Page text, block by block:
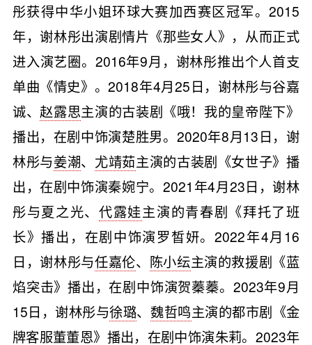
彤获得中华小姐环球大赛加西赛区冠军。2015
年，谢林彤出演剧情片《那些女人》，从而正式
进入演艺圈。2016年9月，谢林彤推出个人首支
单曲《情史》。2018年4月25日，谢林彤与谷嘉
诚、 赵露思主演的古装剧《哦！我的皇帝陛下》
播出，在剧中饰演楚胜男。2020年8月13日，谢
林彤与姜潮、 尤靖茹主演的古装剧《女世子》播
出，在剧中饰演秦婉宁。2021年4月23日，谢林
彤与夏之光、代露娃主演的青春剧《拜托了班
长》播出，在剧中饰演罗皙妍。2022年4月16
日，谢林彤与任嘉伦、 陈小纭主演的救援剧《蓝
焰突击》播出，在剧中饰演贺蓁蓁。2023年9月
15日，谢林彤与徐璐、 魏哲鸣主演的都市剧《金
牌客服董董恩》播出，在剧中饰演朱莉。2023年